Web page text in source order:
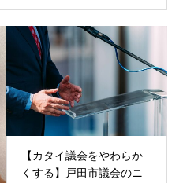
【カタイ議会をやわらか
くする】戸田市議会のニ